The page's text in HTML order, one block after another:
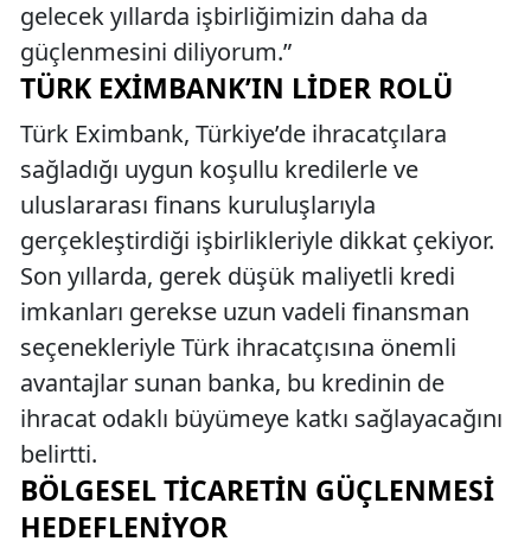
gelecek yıllarda işbirliğimizin daha da
güçlenmesini diliyorum.”
TÜRK EXIMBANK’IN LIDER ROLÜ
Türk Eximbank, Türkiye’de ihracatçılara
sağladığı uygun koşullu kredilerle ve
uluslararası finans kuruluşlarıyla
gerçekleştirdiği işbirlikleriyle dikkat çekiyor.
Son yıllarda, gerek düşük maliyetli kredi
imkanları gerekse uzun vadeli finansman
seçenekleriyle Türk ihracatçısına önemli
avantajlar sunan banka, bu kredinin de
ihracat odaklı büyümeye katkı sağlayacağını
belirtti.
BÖLGESEL TICARETIN GÜÇLENMESI
HEDEFLENIYOR